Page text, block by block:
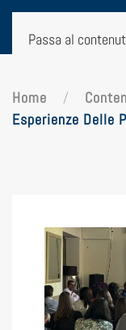
Passa al
Home
Esperienze Delle